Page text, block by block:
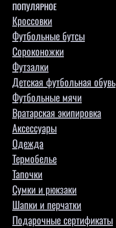
ПОПУЛЯРНОЕ
Кроссовки
Футбольные бутсы
Сороконожки
Футзалки
Детская футбольная обувь
Футбольные мячи
Вратарская экипировка
Аксессуары
Одежда
Термобелье
Тапочки
Сумки и рюкзаки
Шапки и перчатки
Подарочные сертификаты